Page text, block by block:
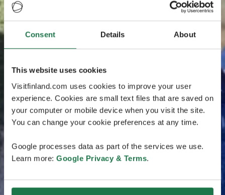
Consent Details About
This website uses cookies
Visitfinland.com uses cookies to improve your user
experience. Cookies are small text files that are saved on
your computer or mobile device when you visit the site.
You can change your cookie preferences at any time.
Google processes data as part of the services we use.
Learn more: Google Privacy & Terms.